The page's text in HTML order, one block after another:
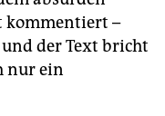
kommentiert –
der Text bricht
nur ein